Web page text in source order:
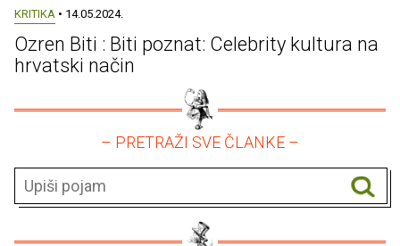
KRITIKA • 14.05.2024.
Ozren Biti : Biti poznat: Celebrity kultura na
hrvatski način
– PRETRAŽI SVE ČLANKE –